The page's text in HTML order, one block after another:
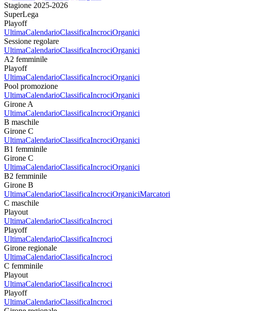
Stagione 2025-2026
SuperLega
Playoff
UltimaCalendarioClassificaIncrociOrganici
Sessione regolare
UltimaCalendarioClassificaIncrociOrganici
A2 femminile
Playoff
UltimaCalendarioClassificaIncrociOrganici
Pool promozione
UltimaCalendarioClassificaIncrociOrganici
Girone A
UltimaCalendarioClassificaIncrociOrganici
B maschile
Girone C
UltimaCalendarioClassificaIncrociOrganici
B1 femminile
Girone C
UltimaCalendarioClassificaIncrociOrganici
B2 femminile
Girone B
UltimaCalendarioClassificaIncrociOrganiciMarcatori
C maschile
Playout
UltimaCalendarioClassificaIncroci
Playoff
UltimaCalendarioClassificaIncroci
Girone regionale
UltimaCalendarioClassificaIncroci
C femminile
Playout
UltimaCalendarioClassificaIncroci
Playoff
UltimaCalendarioClassificaIncroci